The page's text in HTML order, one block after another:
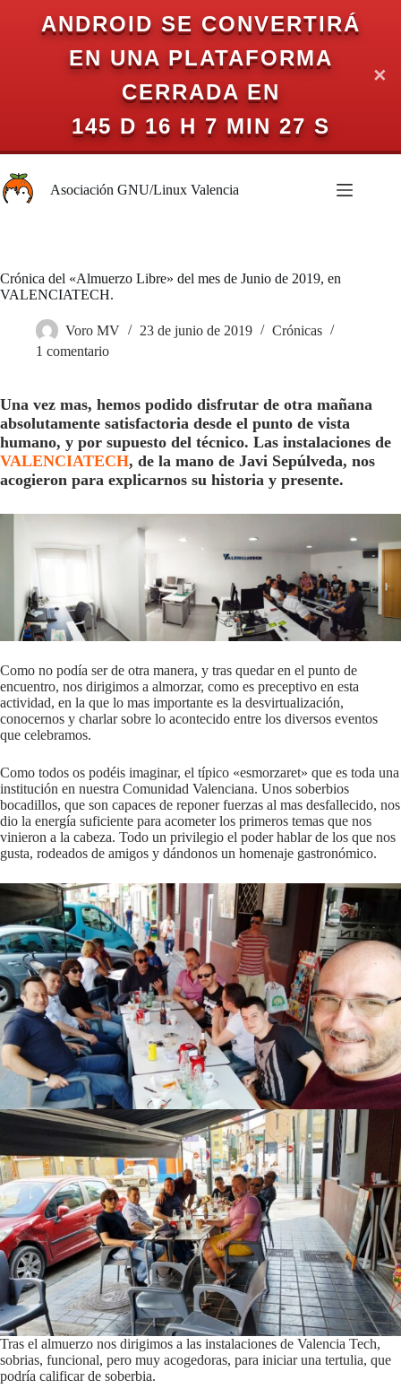
ANDROID SE CONVERTIRÁ
EN UNA PLATAFORMA
CERRADA EN
145 D 16 H 7 MIN 26 S
✕
al
contenidoAsociación GNU/Linux Valencia
Crónica del «Almuerzo Libre» del mes de Junio de 2019, en
VALENCIATECH.
Voro MV 23 de junio de 2019
Crónicas
1 comentario
Una vez mas, hemos podido disfrutar de otra mañana
absolutamente satisfactoria desde el punto de vista
humano, y por supuesto del técnico. Las instalaciones de
VALENCIATECH, de la mano de Javi Sepúlveda, nos
acogieron para explicarnos su historia y presente.
Como no podía ser de otra manera, y tras quedar en el punto de
encuentro, nos dirigimos a almorzar, como es preceptivo en esta
actividad, en la que lo mas importante es la desvirtualización,
conocernos y charlar sobre lo acontecido entre los diversos eventos
que celebramos.
Como todos os podéis imaginar, el típico «esmorzaret» que es toda una
institución en nuestra Comunidad Valenciana. Unos soberbios
bocadillos, que son capaces de reponer fuerzas al mas desfallecido, nos
dio la energía suficiente para acometer los primeros temas que nos
vinieron a la cabeza. Todo un privilegio el poder hablar de los que nos
gusta, rodeados de amigos y dándonos un homenaje gastronómico.
Tras el almuerzo nos dirigimos a las instalaciones de Valencia Tech,
sobrias, funcional, pero muy acogedoras, para iniciar una tertulia, que
podría calificar de soberbia.